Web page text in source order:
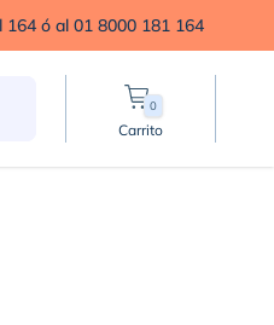
164 ó al 01 8000 181 164
0
Carrito